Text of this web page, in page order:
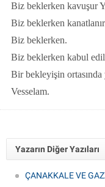
Biz beklerken kavuşur
Biz beklerken
Biz beklerken.
Biz beklerken kabul
Bir bekleyişin
Vesselam.
Yazarın Diğer Yazıları
ÇANAKKALE VE